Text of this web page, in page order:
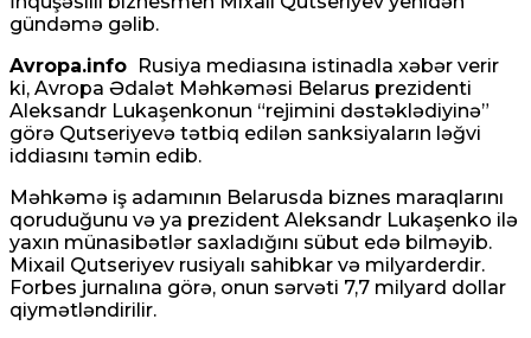
gündəmə gəlib.
Avropa.info Rusiya mediasına istinadla xəbər verir
ki, Avropa Ədalət Məhkəməsi Belarus prezidenti
Aleksandr Lukaşenkonun “rejimini dəstəklədiyinə”
görə Qutseriyevə tətbiq edilən sanksiyaların ləğvi
iddiasını təmin edib.
Məhkəmə iş adamının Belarusda biznes maraqlarını
qoruduğunu və ya prezident Aleksandr Lukaşenko ilə
yaxın münasibətlər saxladığını sübut edə bilməyib.
Mixail Qutseriyev rusiyalı sahibkar və milyarderdir.
Forbes jurnalına görə, onun sərvəti 7,7 milyard dollar
qiymətləndirilir.